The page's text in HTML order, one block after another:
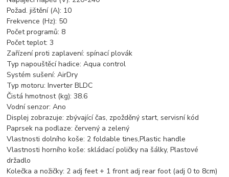
Požad. jištění (A): 10
Frekvence (Hz): 50
Počet programů: 8
Počet teplot: 3
Zařízení proti zaplavení: spínací plovák
Typ napouštěcí hadice: Aqua control
Systém sušení: AirDry
Typ motoru: Inverter BLDC
Čistá hmotnost (kg): 38.6
Vodní senzor: Ano
Displej zobrazuje: zbývající čas, zpožděný start, servisní kód
Paprsek na podlaze: červený a zelený
Vlastnosti dolního koše: 2 foldable tines,Plastic handle
Vlastnosti horního koše: skládací poličky na šálky, Plastové
držadlo
Kolečka a nožičky: 2 adj feet + 1 front adj rear foot (adj 0 to 8cm)